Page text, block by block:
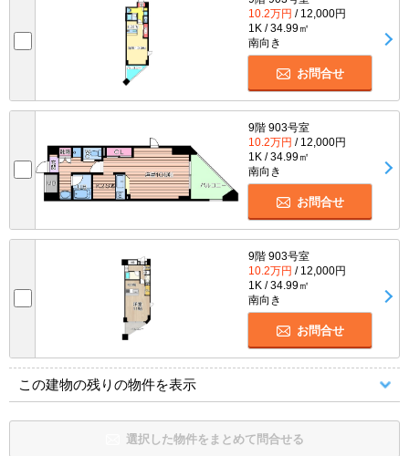
10.2万円 / 12,000円
1K / 34.99㎡
南向き
お問合せ
9階 903号室
10.2万円 / 12,000円
1K / 34.99㎡
南向き
お問合せ
9階 903号室
10.2万円 / 12,000円
1K / 34.99㎡
南向き
お問合せ
この建物の残りの物件を表示
選択した物件をまとめて問合せる